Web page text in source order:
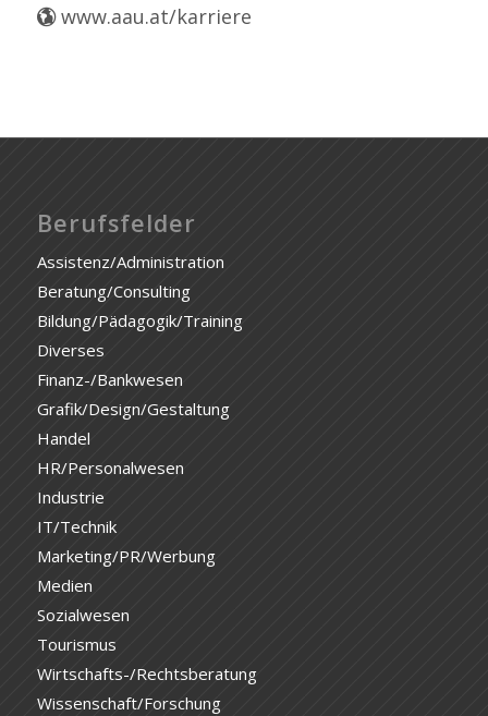
www.aau.at/karriere
Berufsfelder
Assistenz/Administration
Beratung/Consulting
Bildung/Pädagogik/Training
Diverses
Finanz-/Bankwesen
Grafik/Design/Gestaltung
Handel
HR/Personalwesen
Industrie
IT/Technik
Marketing/PR/Werbung
Medien
Sozialwesen
Tourismus
Wirtschafts-/Rechtsberatung
Wissenschaft/Forschung